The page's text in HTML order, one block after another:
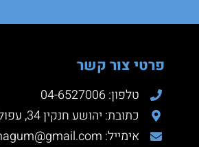
פרטי צור קשר
טלפון: 04-6527006
כתובת: יהושע חנקין 34, עפולה
אימייל: omrishagum@gmail.com